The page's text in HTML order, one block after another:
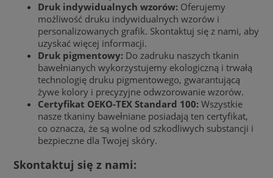
Druk indywidualnych wzorów: Oferujemy
możliwość druku indywidualnych wzorów i
personalizowanych grafik. Skontaktuj się z nami, aby
uzyskać więcej informacji.
Druk pigmentowy: Do zadruku naszych tkanin
bawełnianych wykorzystujemy ekologiczną i trwałą
technologię druku pigmentowego, gwarantującą
żywe kolory i precyzyjne odwzorowanie wzorów.
Certyfikat OEKO-TEX Standard 100: Wszystkie
nasze tkaniny bawełniane posiadają ten certyfikat,
co oznacza, że są wolne od szkodliwych substancji i
bezpieczne dla Twojej skóry.
Skontaktuj się z nami: